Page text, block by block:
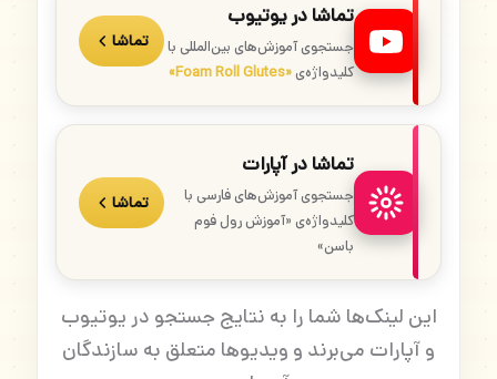
تماشا در یوتیوب
جستجوی آموزش‌های بین‌المللی با
کلیدواژه‌ی«Foam Roll Glutes»
تماشا
تماشا در آپارات
جستجوی آموزش‌های فارسی با
کلیدواژه‌ی «آموزش رول فوم
باسن»
تماشا
این لینک‌ها شما را به نتایج جستجو در یوتیوب
و آپارات می‌برند و ویدیوها متعلق به سازندگان